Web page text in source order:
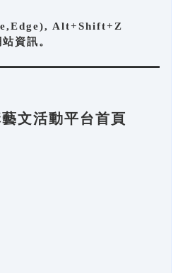
Alt+Shift+Z
資訊。
文活動平台首頁